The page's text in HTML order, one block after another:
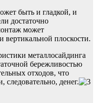
быть и гладкой, и
достаточно
может
вертикальной плоскости.
металлосайдинга
бережливостью
отходов, что
следовательно, денег.